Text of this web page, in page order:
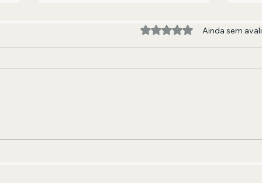
Soares para abrir segunda
Avaliado com 0 de 5
Ainda sem